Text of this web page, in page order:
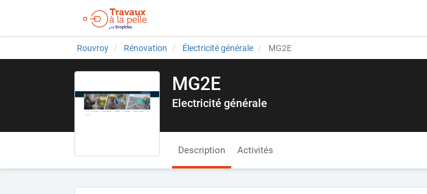
Rouvroy Rénovation Électricité générale MG2E
MG2E
Electricité générale
Description Activités